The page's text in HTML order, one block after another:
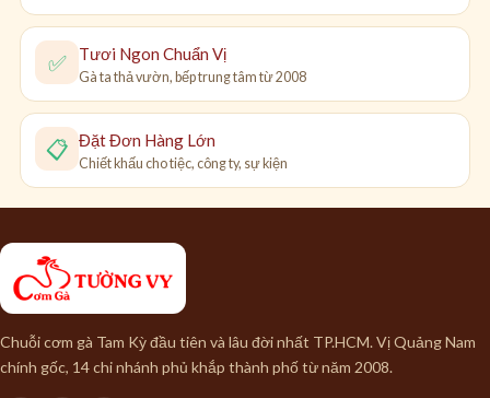
✅ Tươi Ngon Chuẩn Vị
Gà ta thả vườn, bếp trung tâm từ 2008
📋 Đặt Đơn Hàng Lớn
Chiết khấu cho tiệc, công ty, sự kiện
Chuỗi cơm gà Tam Kỳ đầu tiên và lâu đời nhất TP.HCM. Vị Quảng Nam
chính gốc, 14 chi nhánh phủ khắp thành phố từ năm 2008.